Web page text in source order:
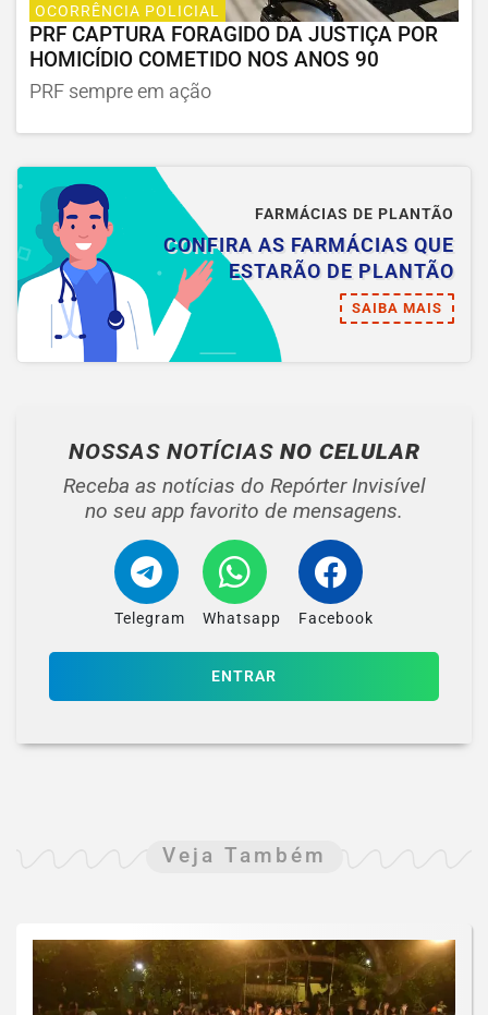
OCORRÊNCIA POLICIAL
PRF CAPTURA FORAGIDO DA JUSTIÇA POR
HOMICÍDIO COMETIDO NOS ANOS 90
PRF sempre em ação
FARMÁCIAS DE PLANTÃO
CONFIRA AS FARMÁCIAS QUE
ESTARÃO DE PLANTÃO
SAIBA MAIS
NOSSAS NOTÍCIAS NO CELULAR
Receba as notícias do Repórter Invisível
no seu app favorito de mensagens.
Telegram Whatsapp Facebook
ENTRAR
Veja Também